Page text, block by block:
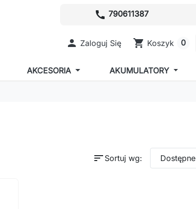
call 790611387
 Zaloguj Się shopping_cart Koszyk 0
AKCESORIA AKUMULATORY
sort Sortuj wg: Dostępne